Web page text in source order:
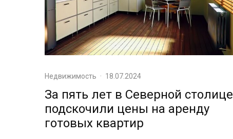
Недвижимость · 18.07.2024
За пять лет в Северной столице
подскочили цены на аренду
готовых квартир